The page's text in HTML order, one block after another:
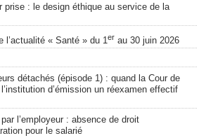
prise : le design éthique au service de la
l’actualité « Santé » du 1er au 30 juin 2026
détachés (épisode 1) : quand la Cour de
d’émission un réexamen effectif
l’employeur : absence de droit
pour le salarié